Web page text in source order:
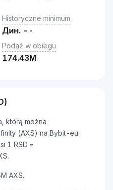
Historyczne minimum
Дин. --
Podaż w obiegu
174.43M
którą można
(AXS) na Bybit-eu.
1 RSD =
AXS.